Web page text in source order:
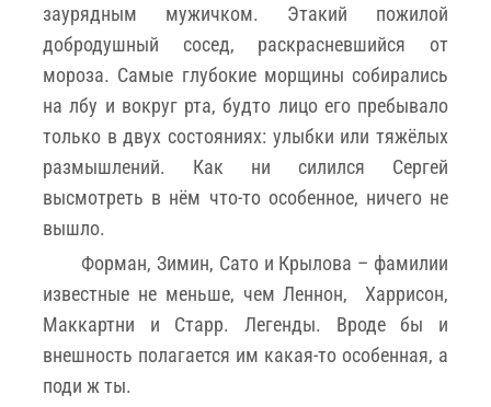
заурядным мужичком. Этакий пожилой
добродушный сосед, раскрасневшийся от
мороза. Самые глубокие морщины собирались
на лбу и вокруг рта, будто лицо его пребывало
только в двух состояниях: улыбки или тяжёлых
размышлений. Как ни силился Сергей
высмотреть в нём что-то особенное, ничего не
вышло.
Форман, Зимин, Сато и Крылова – фамилии
известные не меньше, чем Леннон, Харрисон,
Маккартни и Старр. Легенды. Вроде бы и
внешность полагается им какая-то особенная, а
поди ж ты.